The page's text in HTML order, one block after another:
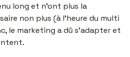
long et n’ont plus la
non plus (à l’heure du multi
le marketing a dû s’adapter et